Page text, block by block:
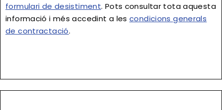
formulari de desistiment. Pots consultar tota aquesta
informació i més accedint a les condicions generals
de contractació.